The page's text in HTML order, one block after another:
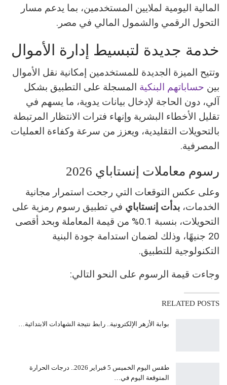
المالية اليومية لملايين المستخدمين، بما يدعم مسار
التحول الرقمي والشمول المالي في مصر.
خدمة جديدة لتبسيط إدارة الأموال
وتتيح الميزة الجديدة للمستخدمين إمكانية نقل الأموال
بين حساباتهم البنكية المسجلة على التطبيق بشكل
آلي، دون الحاجة لإدخال بيانات يدوية، ما يسهم في
تقليل الأخطاء البشرية وإنهاء فترات الانتظار المرتبطة
بالتحويلات التقليدية، ويعزز من سرعة وكفاءة العمليات
المصرفية.
رسوم معاملات إنستاباي 2026
وعلى عكس التوقعات التي رجحت استمرار مجانية
الخدمات، بدأت إنستاباي في تطبيق رسوم رمزية على
التحويلات، بنسبة 0.1% من قيمة المعاملة وبحد أقصى
20 جنيهًا، وذلك لضمان استدامة جودة البنية
التكنولوجية للتطبيق.
وجاءت قيمة الرسوم على النحو التالي:
RELATED POSTS
بوابة الأزهر الإلكترونية.. رابط نتيجة الشهادات الابتدائية…
طقس اليوم الخميس 5 فبراير 2026.. درجات الحرارة
المتوقعة اليوم في…